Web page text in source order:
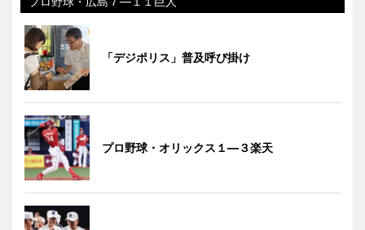
「デジポリス」普及呼び掛け
プロ野球・オリックス１―３楽天